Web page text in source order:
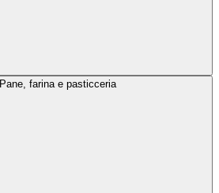
Pane, farina e pasticceria